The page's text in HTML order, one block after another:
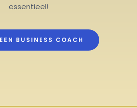
essentieel!
BUSINESS COACH